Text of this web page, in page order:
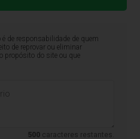
de responsabilidade de quem
de reprovar ou eliminar
propósito do site ou que
500 caracteres restantes.